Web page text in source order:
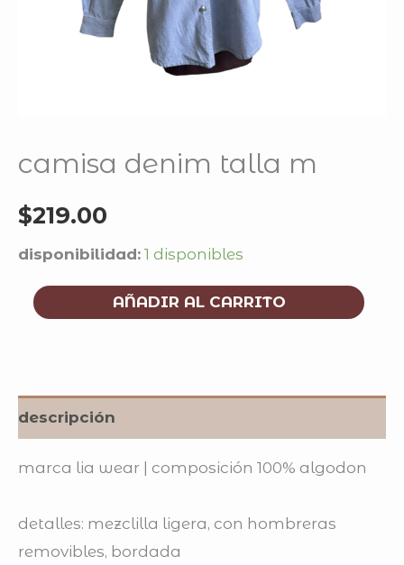
camisa denim talla m
$219.00
disponibilidad: 1 disponibles
AÑADIR AL CARRITO
descripción
marca lia wear | composición 100% algodon
detalles: mezclilla ligera, con hombreras
removibles, bordada